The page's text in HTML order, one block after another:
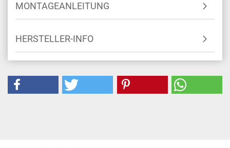
MONTAGEANLEITUNG
HERSTELLER-INFO